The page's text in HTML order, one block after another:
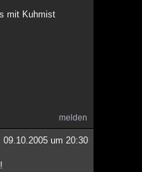
mit Kuhmist
melden
09.10.2005 um 20:30